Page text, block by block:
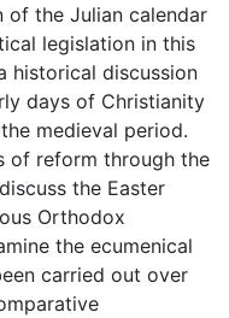
of the Julian calendar
legislation in this
historical discussion
days of Christianity
medieval period.
of reform through the
the Easter
Orthodox
the ecumenical
carried out over